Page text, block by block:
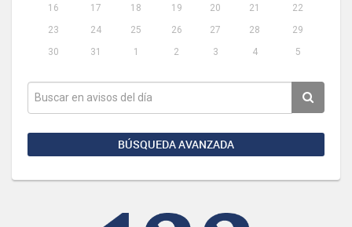
16
17 18 19 20 21
22
23
24 25 26 27 28
29
30
31 1 2 3 4 5
BÚSQUEDA AVANZADA